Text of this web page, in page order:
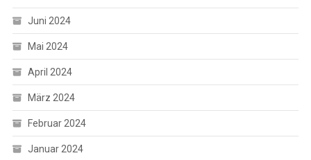
Juni 2024
Mai 2024
April 2024
März 2024
Februar 2024
Januar 2024